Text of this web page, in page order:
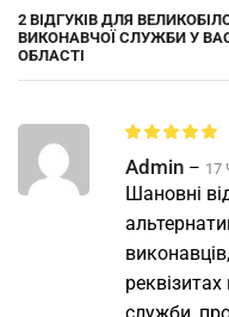
2 ВІДГУКІВ ДЛЯ
ВИКОНАВЧОЇ СЛУЖБИ У
ОБЛАСТІ
Admin – 17
Шановні